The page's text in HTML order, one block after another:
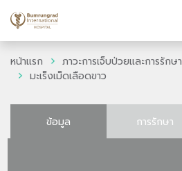
หน้าแรก ภาวะการเจ็บป่วยและการรักษา
มะเร็งเม็ดเลือดขาว
ข้อมูล การรักษา